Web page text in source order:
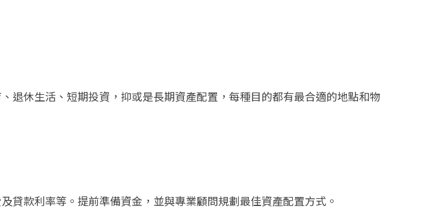
退休生活、短期投資，抑或是長期資產配置，每種目的都有最合適的地點和物
貸款利率等。提前準備資金，並與專業顧問規劃最佳資產配置方式。